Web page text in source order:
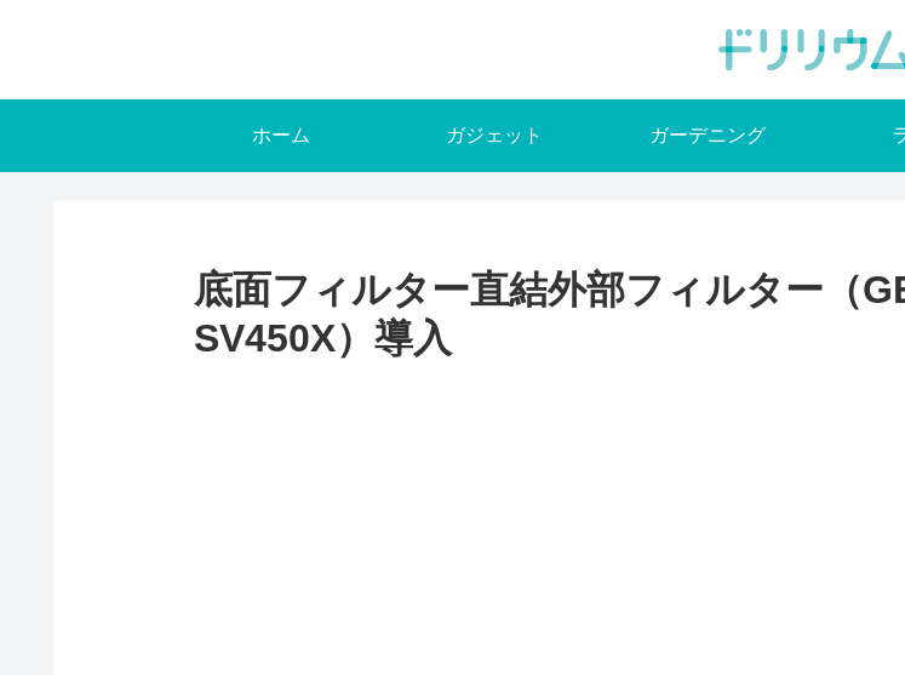
ホーム ガジェット ガーデニング
底面フィルター直結外部フィルター（
SV450X）導入